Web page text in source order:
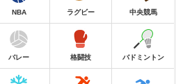
NBA ラグビー 中央競馬
バレー 格闘技 バドミントン